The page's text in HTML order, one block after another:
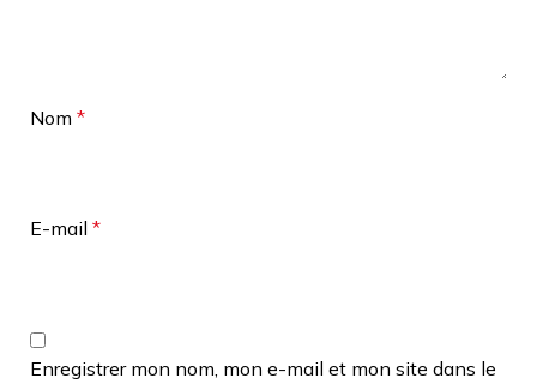
Nom *
E-mail *
Enregistrer mon nom, mon e-mail et mon site dans le